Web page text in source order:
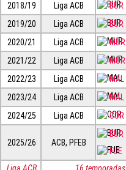
2018/19
Liga ACB BUR
2019/20
Liga ACB BUR
2020/21
Liga ACB MUR
2021/22
Liga ACB MUR
2022/23
Liga ACB MAL
2023/24
Liga ACB MAL
2024/25
Liga ACB COR
2025/26 ACB, PFEB
BUR
FUE